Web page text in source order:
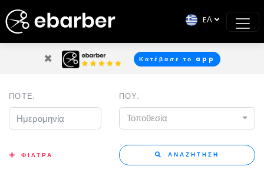
× Κατέβασε το app
EΛ
ΠΟΤΕ; ΠΟΥ;
Τοποθεσία
ΦΙΛΤΡΑ ΑΝΑΖΗΤΗΣΗ